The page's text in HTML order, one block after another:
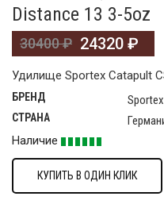
Distance 13 3-5oz
30400₽ 24320 ₽
Удилище Sportex Catapult
БРЕНД Sportex
СТРАНА
Наличие
КУПИТЬ В ОДИН КЛИК